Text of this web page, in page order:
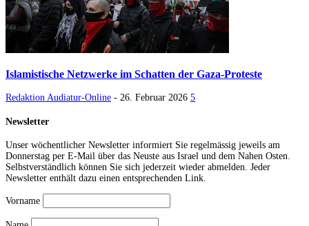
Islamistische Netzwerke im Schatten der Gaza-Proteste
Redaktion Audiatur-Online - 26. Februar 2026 5
Newsletter
Unser wöchentlicher Newsletter informiert Sie regelmässig jeweils am
Donnerstag per E-Mail über das Neuste aus Israel und dem Nahen Osten.
Selbstverständlich können Sie sich jederzeit wieder abmelden. Jeder
Newsletter enthält dazu einen entsprechenden Link.
Vorname